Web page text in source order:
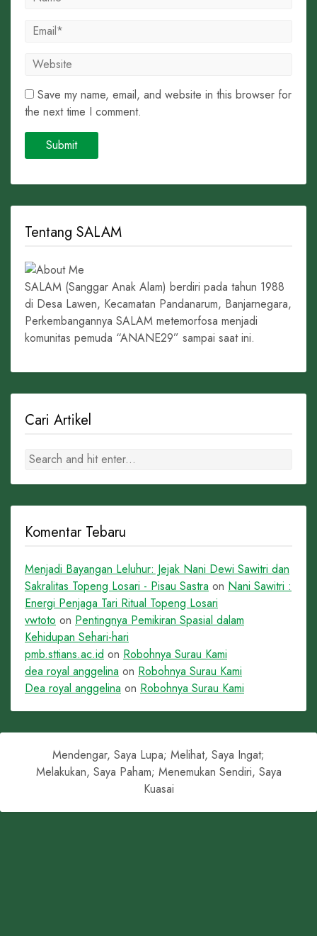
Save my name, email, and website in this browser for
the next time I comment.
Tentang SALAM
SALAM (Sanggar Anak Alam) berdiri pada tahun 1988
di Desa Lawen, Kecamatan Pandanarum, Banjarnegara,
Perkembangannya SALAM metemorfosa menjadi
komunitas pemuda “ANANE29” sampai saat ini.
Cari Artikel
Komentar Tebaru
Menjadi Bayangan Leluhur: Jejak Nani Dewi Sawitri dan
Sakralitas Topeng Losari - Pisau Sastra on Nani Sawitri :
Energi Penjaga Tari Ritual Topeng Losari
vwtoto on Pentingnya Pemikiran Spasial dalam
Kehidupan Sehari-hari
pmb.sttians.ac.id on Robohnya Surau Kami
dea royal anggelina on Robohnya Surau Kami
Dea royal anggelina on Robohnya Surau Kami
Mendengar, Saya Lupa; Melihat, Saya Ingat;
Melakukan, Saya Paham; Menemukan Sendiri, Saya
Kuasai